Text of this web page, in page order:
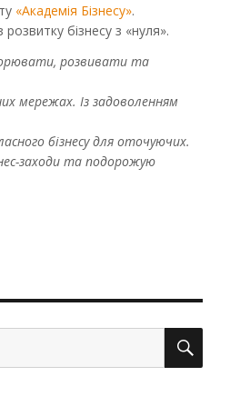
«Академія Бізнесу».
розвитку бізнесу з «нуля».
розвивати та
мережах. Із задоволенням
бізнесу для оточуючих.
заходи та подорожую